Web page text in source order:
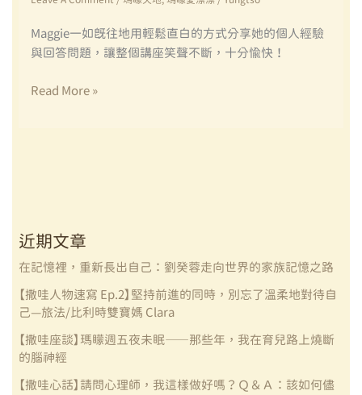
近期文章
在記憶裡，重新長出自己：劉癸蓉走向世界的家族記憶之路
【撒哇人物速寫 Ep.2】堅持前進的同時，別忘了溫柔地對待自
己—旅法/比利時雙寶媽 Clara
【撒哇座談】瑪矇週五夜未眠——那些年，我在育兒路上燒斷
的腦神經
【撒哇心話】請問心理師，我這樣做好嗎？Ｑ＆Ａ：該如何儘
Maggie一如既往地用輕鬆直白的方式分享她的個人經驗
與回答問題，讓整個講座笑聲不斷，十分愉快！
【瑪
造
型
南
筆
記
Read More »